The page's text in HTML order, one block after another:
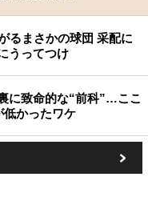
るまさかの球団 采配に
うってつけ
に致命的な“前科”…ここ
低かったワケ